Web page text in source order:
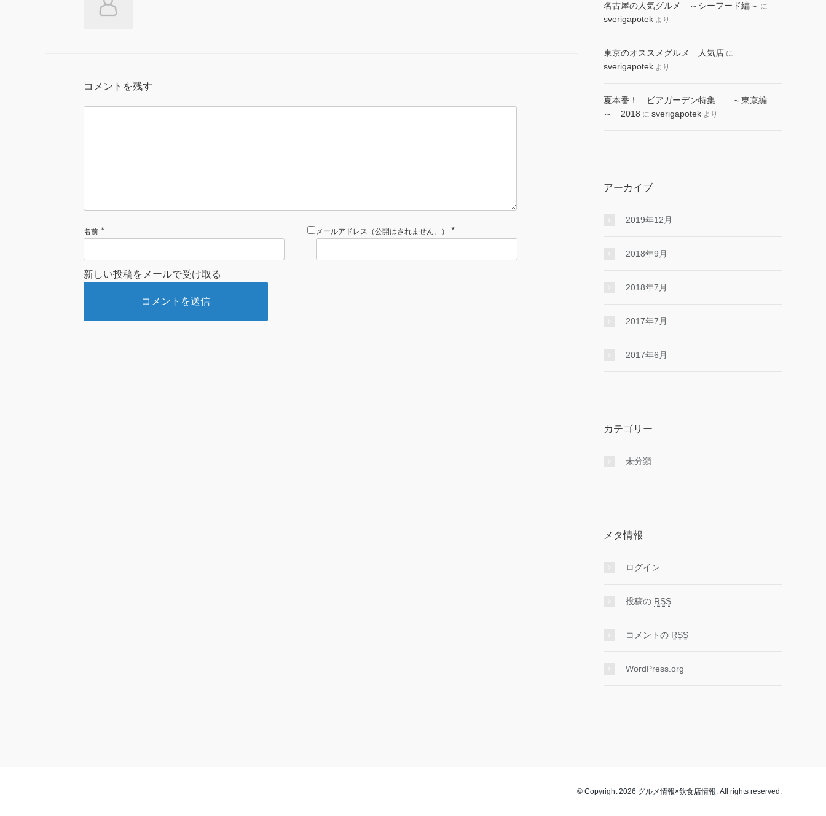
コメントを残す
名前 * メールアドレス（公開はされません。） *
新しい投稿をメールで受け取る
名古屋の人気グルメ ～シーフード編～ に
sverigapotek より
東京のオススメグルメ 人気店 に
sverigapotek より
夏本番！ ビアガーデン特集 ～東京編
～ 2018 に sverigapotek より
アーカイブ
2019年12月
2018年9月
2018年7月
2017年7月
2017年6月
カテゴリー
未分類
メタ情報
ログイン
投稿の RSS
コメントの RSS
WordPress.org
© Copyright 2026 グルメ情報×飲食店情報. All rights reserved.